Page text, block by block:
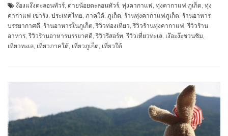
ง๊องแง๊งตะลอนทัวร์, ต่ายน้อยตะลอนทัวร์, ทุ่งคากาแฟ, ทุ่งคากาแฟ ภูเก็ต, ทุ่ง
คากาแฟ เขารัง, ประเทศไทย, ภาคใต้, ภูเก็ต, ร้านทุ่งคากาแฟภูเก็ต, ร้านอาหาร
บรรยากาศดี, ร้านอาหารในภูเก็ต,รีวิวท่องเที่ยว,รีวิวร้านทุ่งคากาแฟ,รีวิวร้าน
อาหาร,รีวิวร้านอาหารบรรยาศดี,รีวิวรีสอร์ท,รีวิวเที่ยวทะเล, เง๊อะง๊ะชวนชิม,
เที่ยวทะเล, เที่ยวภาคใต้, เที่ยวภูเก็ต, เที่ยวใต้